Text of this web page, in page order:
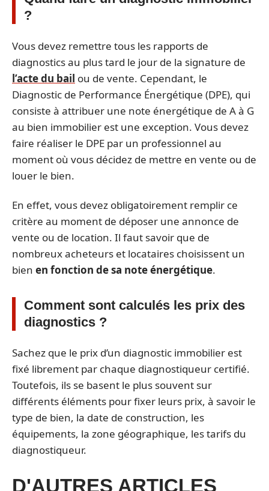
?
Vous devez remettre tous les rapports de
diagnostics au plus tard le jour de la signature de
l’acte du bail ou de vente. Cependant, le
Diagnostic de Performance Énergétique (DPE), qui
consiste à attribuer une note énergétique de A à G
au bien immobilier est une exception. Vous devez
faire réaliser le DPE par un professionnel au
moment où vous décidez de mettre en vente ou de
louer le bien.
En effet, vous devez obligatoirement remplir ce
critère au moment de déposer une annonce de
vente ou de location. Il faut savoir que de
nombreux acheteurs et locataires choisissent un
bien en fonction de sa note énergétique.
Comment sont calculés les prix des
diagnostics ?
Sachez que le prix d’un diagnostic immobilier est
fixé librement par chaque diagnostiqueur certifié.
Toutefois, ils se basent le plus souvent sur
différents éléments pour fixer leurs prix, à savoir le
type de bien, la date de construction, les
équipements, la zone géographique, les tarifs du
diagnostiqueur.
D'AUTRES ARTICLES